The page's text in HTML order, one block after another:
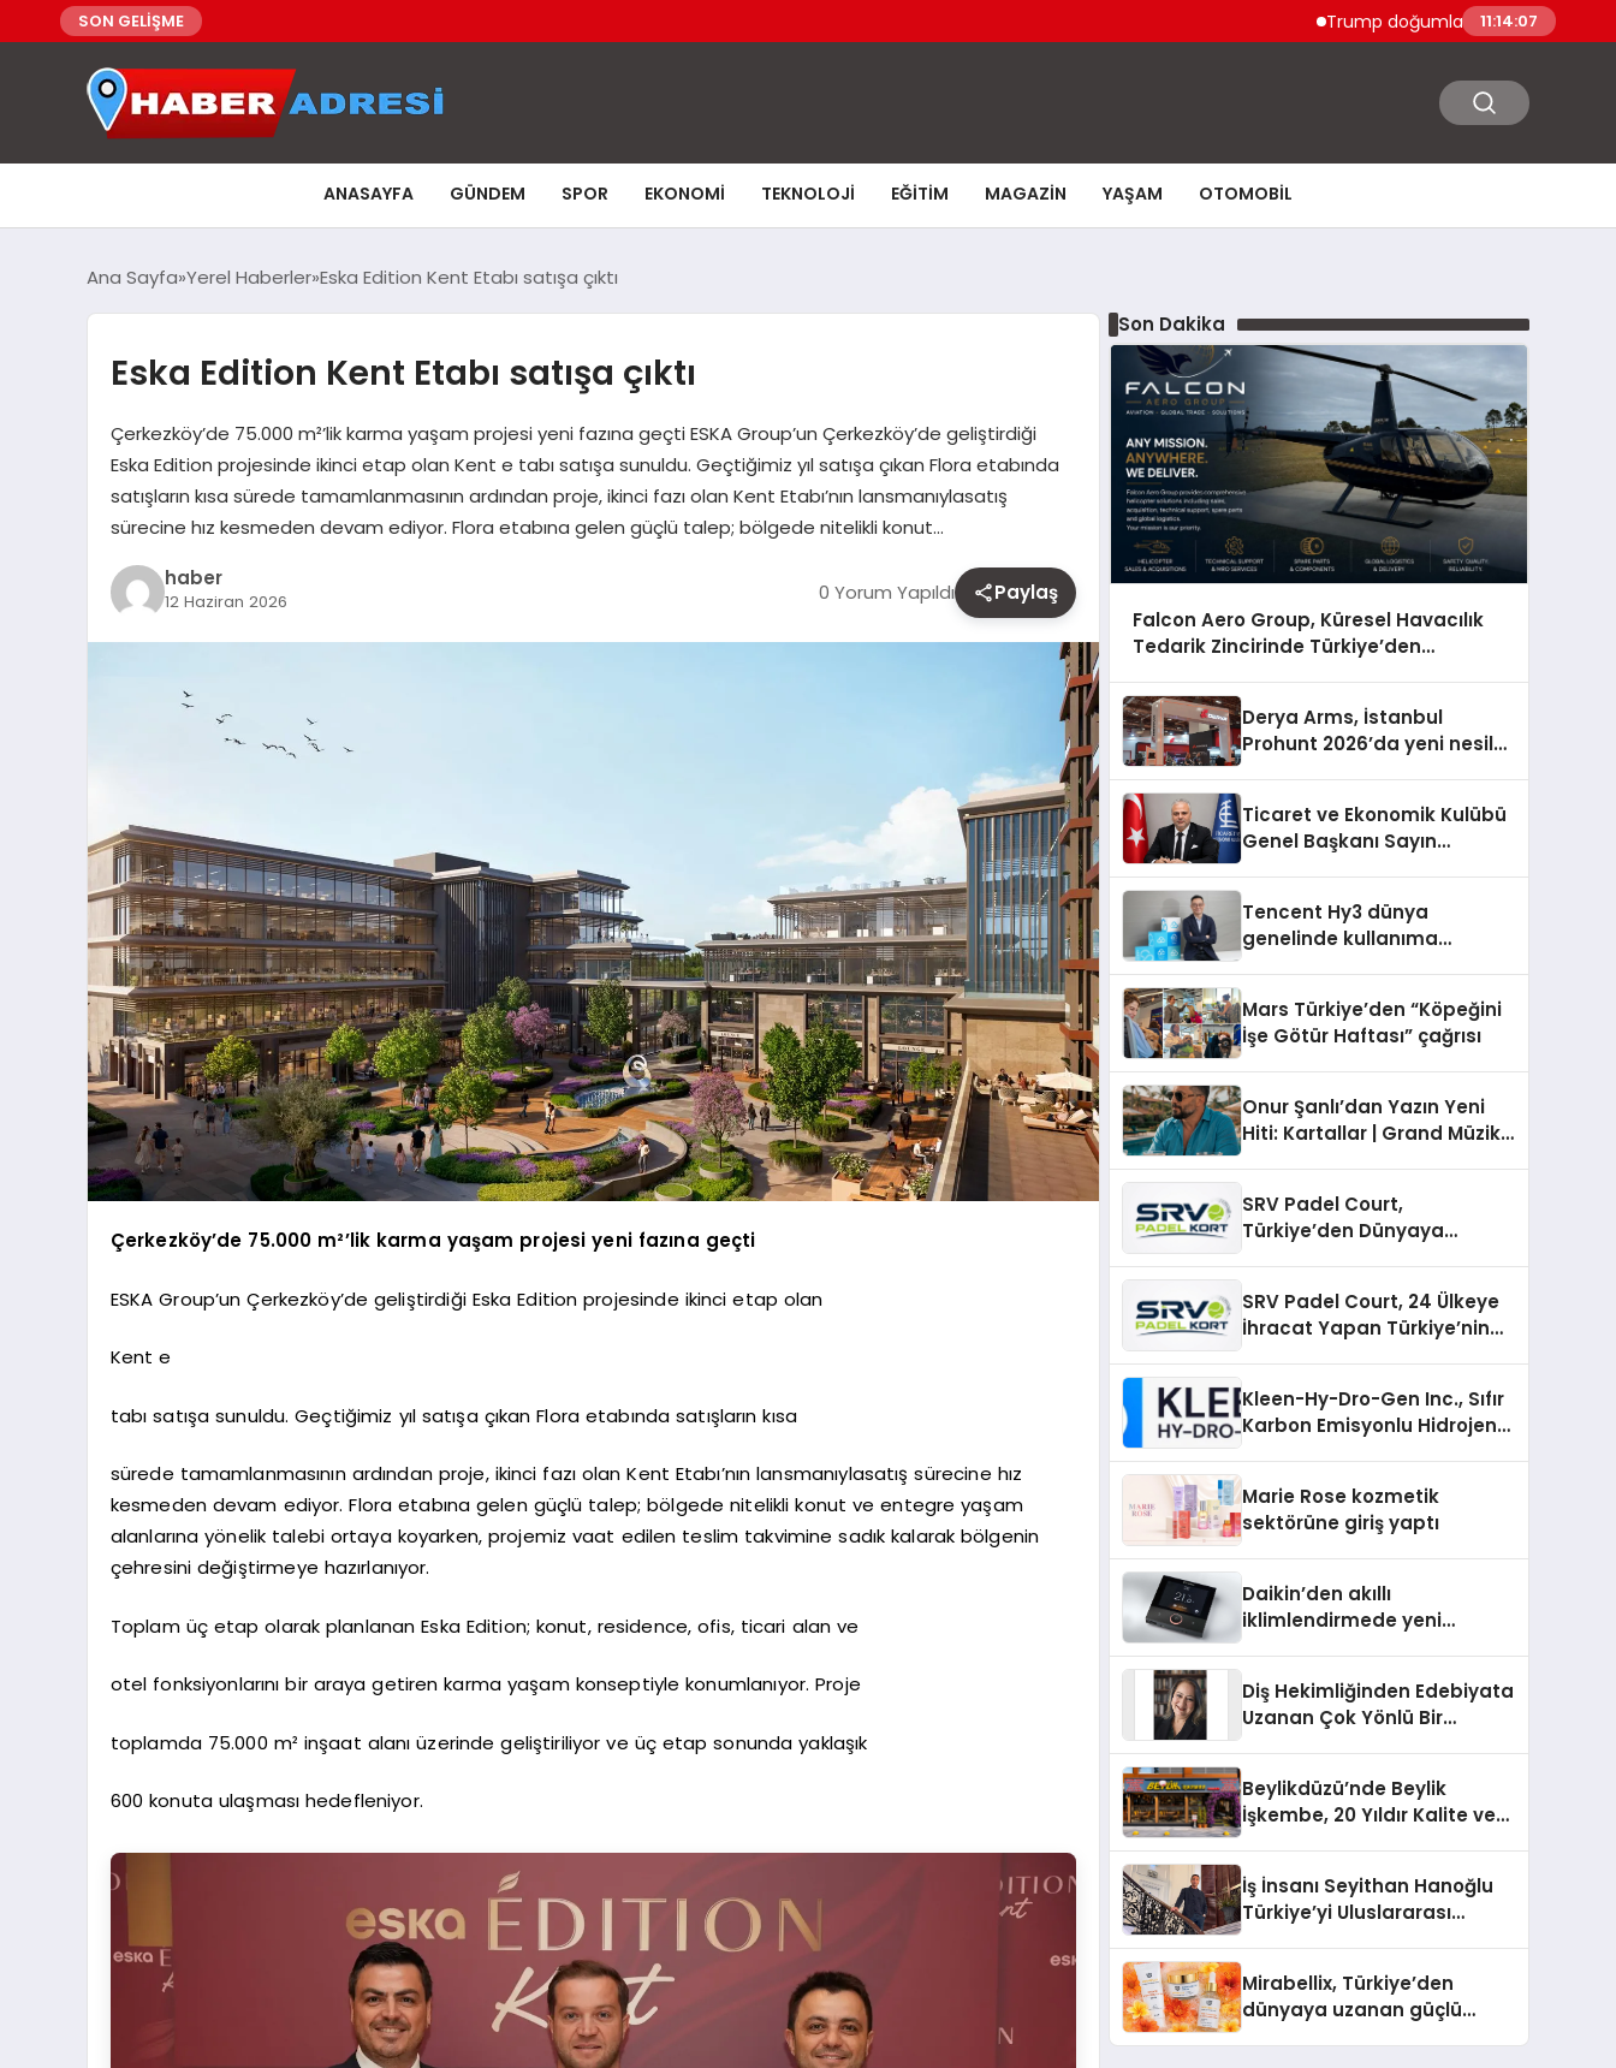
SON GELİŞME Trump doğumla vatandaşlık ve doğum
11:14:08
ANASAYFA GÜNDEM SPOR EKONOMI TEKNOLOJI EĞITIM MAGAZIN YAŞAM OTOMOBIL
Ana Sayfa Yerel Haberler Eska Edition Kent Etabı satışa çıktı
Eska Edition Kent Etabı satışa çıktı
Çerkezköy’de 75.000 m²’lik karma yaşam projesi yeni fazına geçti ESKA Group’un Çerkezköy’de geliştirdiği
Eska Edition projesinde ikinci etap olan Kent e tabı satışa sunuldu. Geçtiğimiz yıl satışa çıkan Flora etabında
satışların kısa sürede tamamlanmasının ardından proje, ikinci fazı olan Kent Etabı’nın lansmanıylasatış
sürecine hız kesmeden devam ediyor. Flora etabına gelen güçlü talep; bölgede nitelikli konut…
haber
12 Haziran 2026 0 Yorum Yapıldı Paylaş
Çerkezköy’de 75.000 m²’lik karma yaşam projesi yeni fazına geçti
ESKA Group’un Çerkezköy’de geliştirdiği Eska Edition projesinde ikinci etap olan
Kent e
tabı satışa sunuldu. Geçtiğimiz yıl satışa çıkan Flora etabında satışların kısa
sürede tamamlanmasının ardından proje, ikinci fazı olan Kent Etabı’nın lansmanıylasatış sürecine hız
kesmeden devam ediyor. Flora etabına gelen güçlü talep; bölgede nitelikli konut ve entegre yaşam
alanlarına yönelik talebi ortaya koyarken, projemiz vaat edilen teslim takvimine sadık kalarak bölgenin
çehresini değiştirmeye hazırlanıyor.
Toplam üç etap olarak planlanan Eska Edition; konut, residence, ofis, ticari alan ve
otel fonksiyonlarını bir araya getiren karma yaşam konseptiyle konumlanıyor. Proje
toplamda 75.000 m² inşaat alanı üzerinde geliştiriliyor ve üç etap sonunda yaklaşık
600 konuta ulaşması hedefleniyor.
Son Dakika
Falcon Aero Group, Küresel Havacılık
Tedarik Zincirinde Türkiye’den
Derya Arms, İstanbul
Prohunt 2026’da yeni nesil
Ticaret ve Ekonomik Kulübü
Genel Başkanı Sayın
şunları kaydetti:
Tencent Hy3 dünya
genelinde kullanıma
Mars Türkiye’den “Köpeğini
İşe Götür Haftası” çağrısı
Onur Şanlı’dan Yazın Yeni
Hiti: Kartallar | Grand Müzik
SRV Padel Court,
Türkiye’den Dünyaya
SRV Padel Court, 24 Ülkeye
İhracat Yapan Türkiye’nin
Kleen-Hy-Dro-Gen Inc., Sıfır
Karbon Emisyonlu Hidrojen
Aldı
Marie Rose kozmetik
sektörüne giriş yaptı
Daikin’den akıllı
iklimlendirmede yeni
Diş Hekimliğinden Edebiyata
Uzanan Çok Yönlü Bir
Beylikdüzü’nde Beylik
İşkembe, 20 Yıldır Kalite ve
İş İnsanı Seyithan Hanoğlu
Türkiye’yi Uluslararası
Mirabellix, Türkiye’den
dünyaya uzanan güçlü